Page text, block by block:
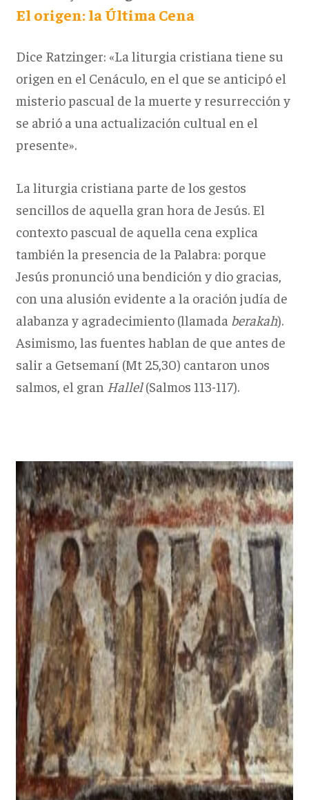
El origen: la Última Cena
Dice Ratzinger: «La liturgia cristiana tiene su
origen en el Cenáculo, en el que se anticipó el
misterio pascual de la muerte y resurrección y
se abrió a una actualización cultual en el
presente».
La liturgia cristiana parte de los gestos
sencillos de aquella gran hora de Jesús. El
contexto pascual de aquella cena explica
también la presencia de la Palabra: porque
Jesús pronunció una bendición y dio gracias,
con una alusión evidente a la oración judía de
alabanza y agradecimiento (llamada berakah).
Asimismo, las fuentes hablan de que antes de
salir a Getsemaní (Mt 25,30) cantaron unos
salmos, el gran Hallel(Salmos 113-117).